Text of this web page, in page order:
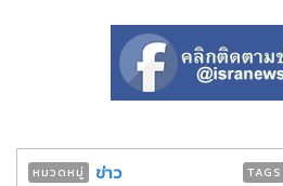
หมวดหมู่ ข่าว TAGS